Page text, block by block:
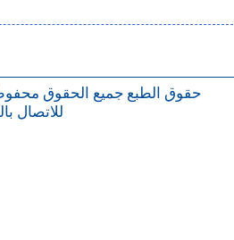
حقوق الطبع جميع الحقوق
للاتصال